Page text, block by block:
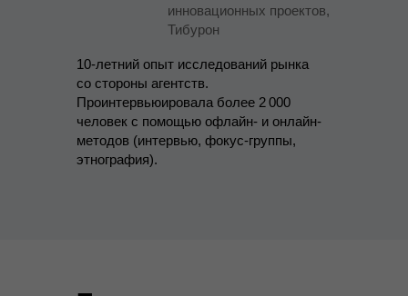
инновационных проектов,
Тибурон
10-летний опыт исследований рынка
со стороны агентств.
Проинтервьюировала более 2 000
человек с помощью офлайн- и онлайн-
методов (интервью, фокус-группы,
этнография).